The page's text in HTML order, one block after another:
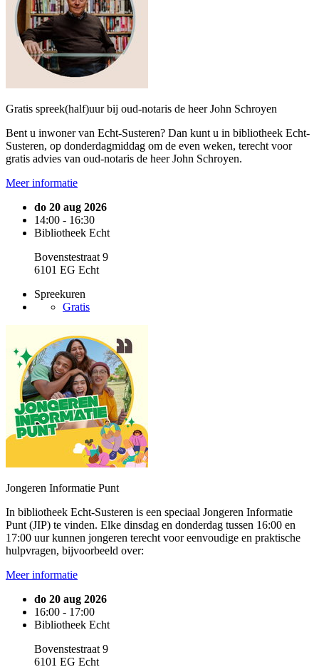
Gratis spreek(half)uur bij oud-notaris de heer John Schroyen
Bent u inwoner van Echt-Susteren? Dan kunt u in bibliotheek Echt-
Susteren, op donderdagmiddag om de even weken, terecht voor
gratis advies van oud-notaris de heer John Schroyen.
Meer informatie
do 20 aug 2026
14:00 - 16:30
Bibliotheek Echt
Bovenstestraat 9
6101 EG Echt
Spreekuren
Gratis
Jongeren Informatie Punt
In bibliotheek Echt-Susteren is een speciaal Jongeren Informatie
Punt (JIP) te vinden. Elke dinsdag en donderdag tussen 16:00 en
17:00 uur kunnen jongeren terecht voor eenvoudige en praktische
hulpvragen, bijvoorbeeld over:
Meer informatie
do 20 aug 2026
16:00 - 17:00
Bibliotheek Echt
Bovenstestraat 9
6101 EG Echt